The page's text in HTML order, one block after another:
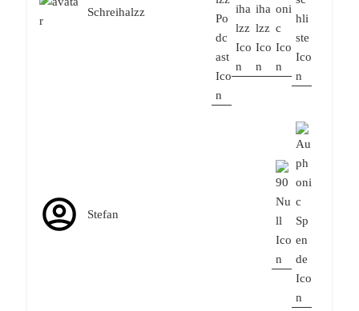
Schreihalzz
Stefan